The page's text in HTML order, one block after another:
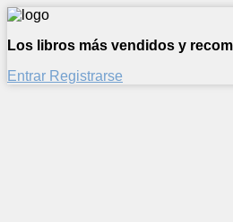
Los libros más vendidos y
Entrar Registrarse